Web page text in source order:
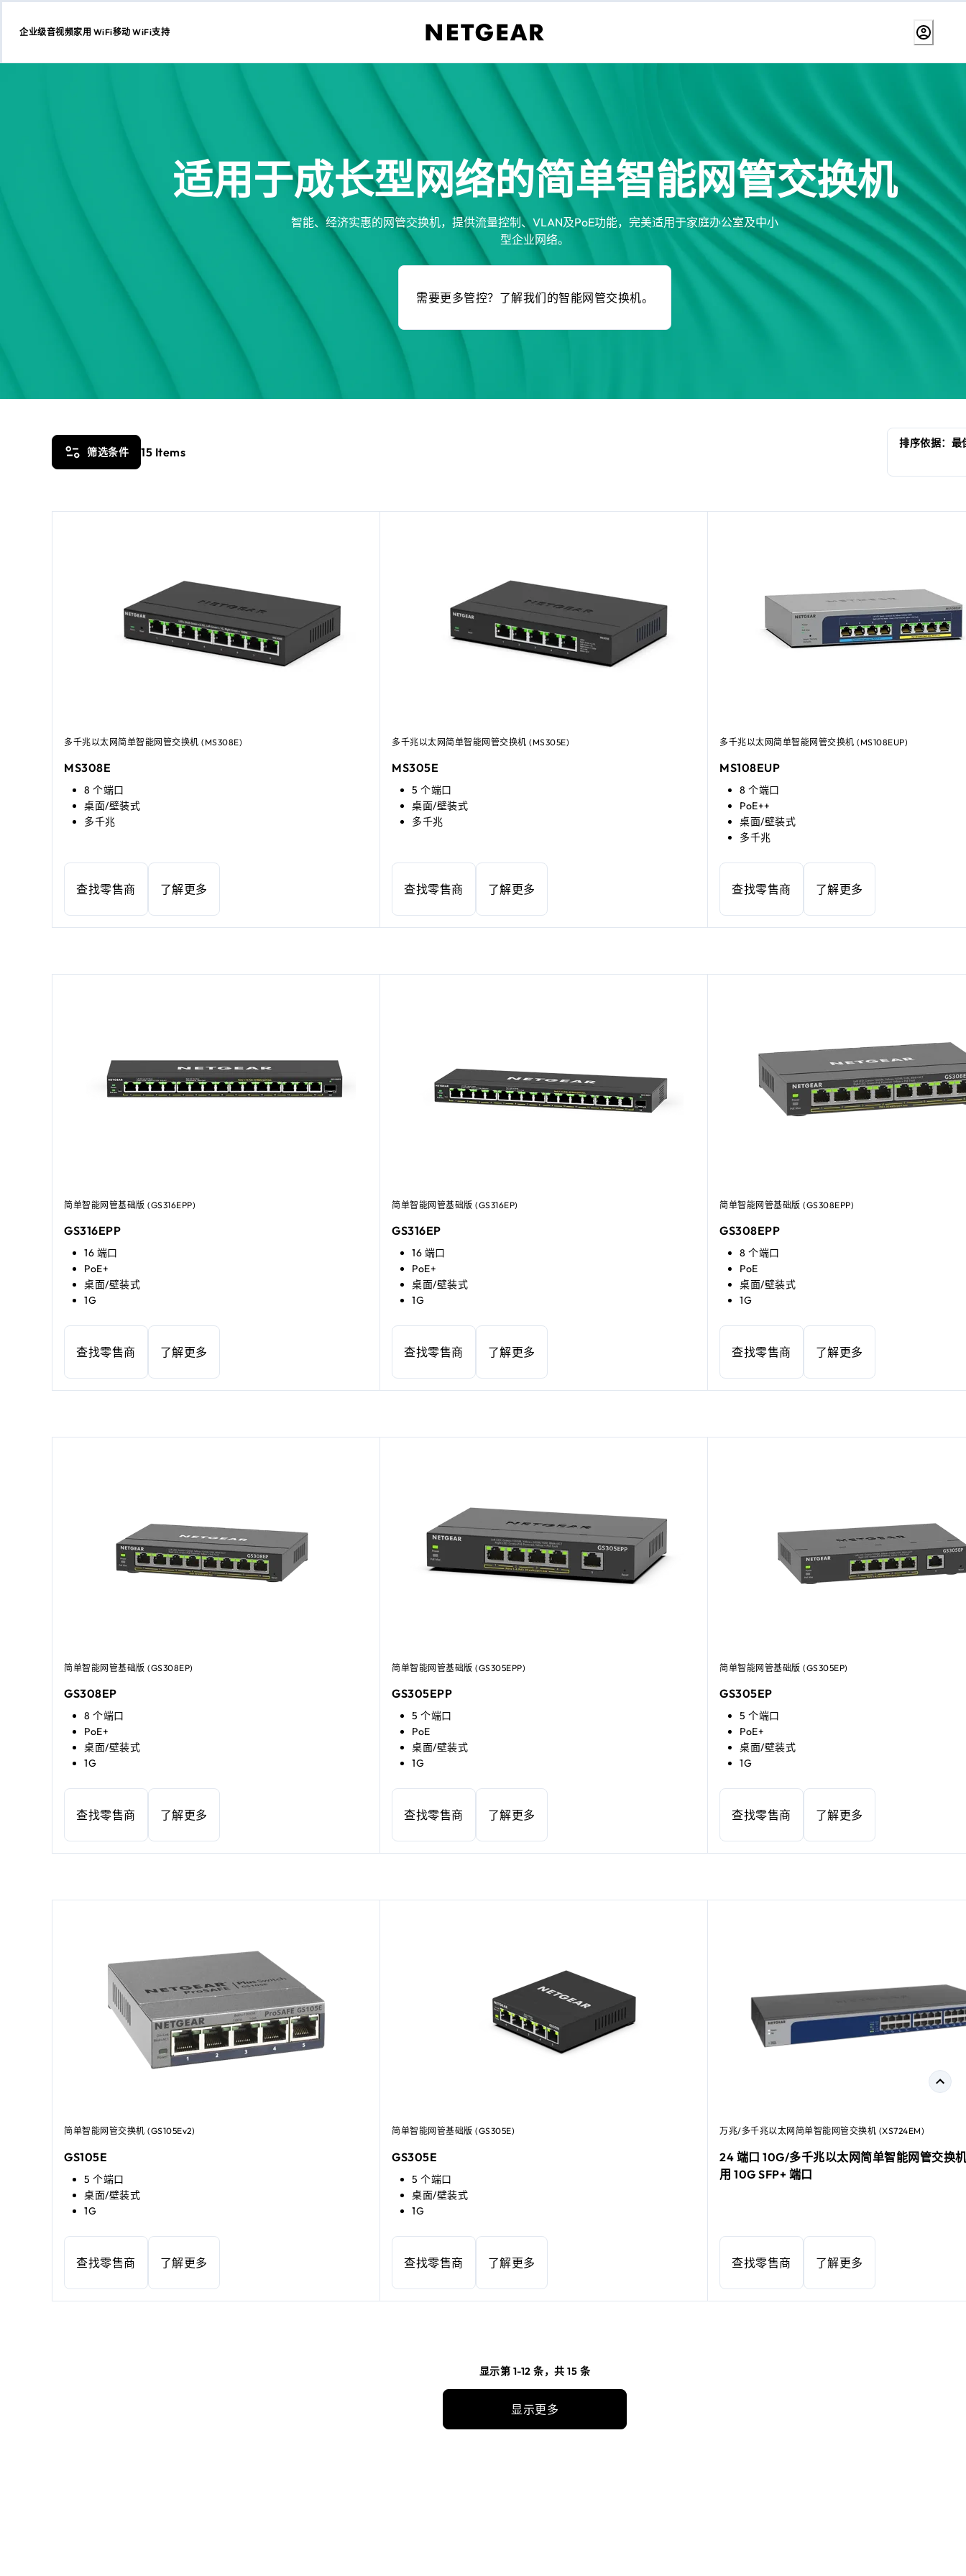
跳
企业级音视频家用 WiFi移动 WiFi支持
适用于成长型网络的简单智能网管交换机
智能、经济实惠的网管交换机，提供流量控制、VLAN及PoE功能，完美适用于家庭办公室及中小
型企业网络。
需要更多管控？了解我们的智能网管交换机。
筛选条件 15 Items
多千兆以太网简单智能网管交换机 (MS308E)
MS308E
8 个端口
桌面/壁装式
多千兆
查找零售商 了解更多
多千兆以太网简单智能网管交换机 (MS305E)
MS305E
5 个端口
桌面/壁装式
多千兆
查找零售商 了解更多
多千兆以太网简单智能网管交换机 (MS108EUP)
MS108EUP
8 个端口
PoE++
桌面/壁装式
多千兆
查找零售商 了解更多
简单智能网管基础版 (GS316EPP)
GS316EPP
16 端口
PoE+
桌面/壁装式
1G
查找零售商 了解更多
简单智能网管基础版 (GS316EP)
GS316EP
16 端口
PoE+
桌面/壁装式
1G
查找零售商 了解更多
简单智能网管基础版 (GS308EPP)
GS308EPP
8 个端口
PoE
桌面/壁装式
1G
查找零售商 了解更多
简单智能网管基础版 (GS308EP)
GS308EP
8 个端口
PoE+
桌面/壁装式
1G
查找零售商 了解更多
简单智能网管基础版 (GS305EPP)
GS305EPP
5 个端口
PoE
桌面/壁装式
1G
查找零售商 了解更多
简单智能网管基础版 (GS305EP)
GS305EP
5 个端口
PoE+
桌面/壁装式
1G
查找零售商 了解更多
简单智能网管交换机 (GS105Ev2)
GS105E
5 个端口
桌面/壁装式
1G
查找零售商 了解更多
简单智能网管基础版 (GS305E)
GS305E
5 个端口
桌面/壁装式
1G
查找零售商 了解更多
万兆/多千兆以太网简单智能网管交换机 (XS724EM)
24 端口 10G/多千兆以太网简单智能网管交换
用 10G SFP+ 端口
查找零售商 了解更多
显示第 1-12 条，共 15 条
显示更多